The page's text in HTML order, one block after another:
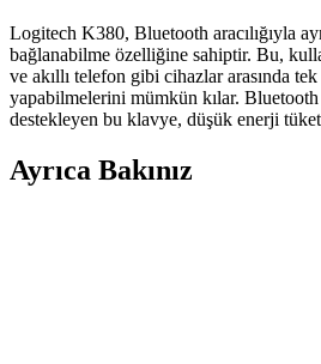
Logitech K380, Bluetooth aracılığıyla
bağlanabilme özelliğine sahiptir. Bu,
ve akıllı telefon gibi cihazlar arasında
yapabilmelerini mümkün kılar.
destekleyen bu klavye, düşük enerji
Ayrıca Bakınız
JBL 770 NC, aktif gürültü engelleme,
kalitesi ile kablosuz kullanımda öne